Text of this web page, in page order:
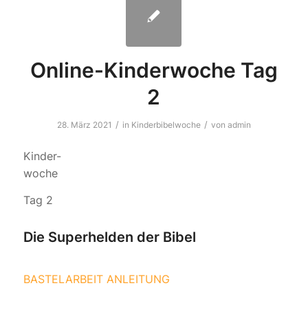
Online-Kinderwoche Tag
2
28. März 2021 / in Kinderbibelwoche / von admin
Kinder-
woche
Tag 2
Die Superhelden der Bibel
BASTELARBEIT ANLEITUNG